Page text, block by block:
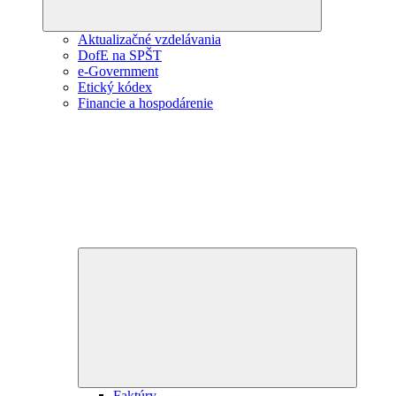
Aktualizačné vzdelávania
DofE na SPŠT
e-Government
Etický kódex
Financie a hospodárenie